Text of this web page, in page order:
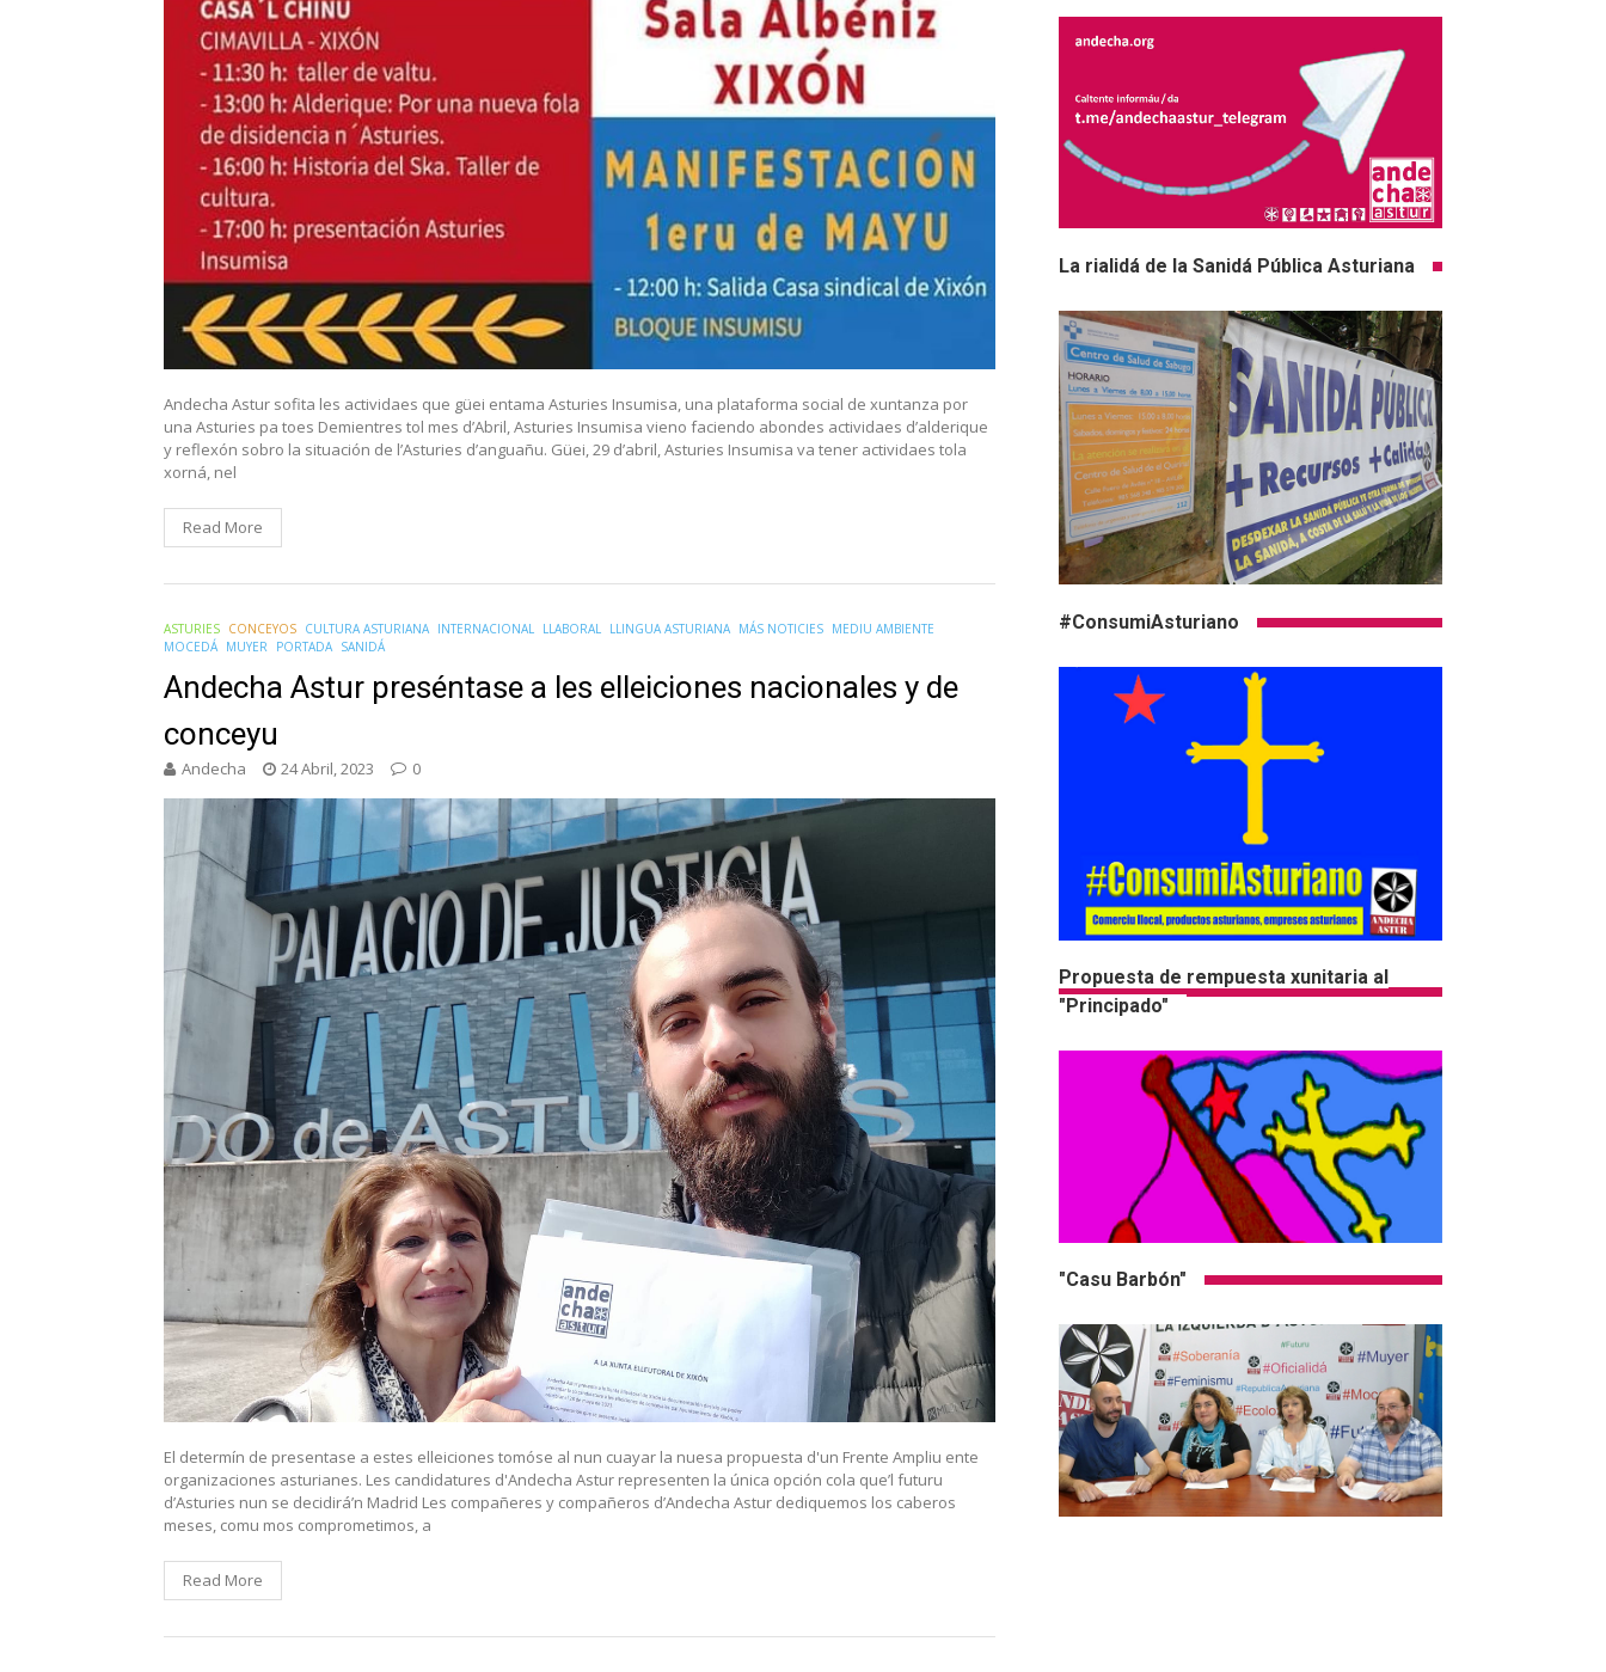
Andecha Astur sofita les actividaes que güei entama Asturies Insumisa, una plataforma social de xuntanza por
una Asturies pa toes Demientres tol mes d’Abril, Asturies Insumisa vieno faciendo abondes actividaes d’alderique
y reflexón sobro la situación de l’Asturies d’anguañu. Güei, 29 d’abril, Asturies Insumisa va tener actividaes tola
xorná, nel
Read More
ASTURIES CONCEYOS CULTURA ASTURIANA INTERNACIONAL LLABORAL LLINGUA ASTURIANA MÁS NOTICIES MEDIU AMBIENTE
MOCEDÁ MUYER PORTADA SANIDÁ
Andecha Astur preséntase a les elleiciones nacionales y de
conceyu
Andecha 24 Abril, 2023 0
El determín de presentase a estes elleiciones tomóse al nun cuayar la nuesa propuesta d'un Frente Ampliu ente
organizaciones asturianes. Les candidatures d'Andecha Astur representen la única opción cola que’l futuru
d’Asturies nun se decidirá’n Madrid Les compañeres y compañeros d’Andecha Astur dediquemos los caberos
meses, comu mos comprometimos, a
Read More
La rialidá de la Sanidá Pública Asturiana
#ConsumiAsturiano
Propuesta de rempuesta xunitaria al
"Principado"
"Casu Barbón"